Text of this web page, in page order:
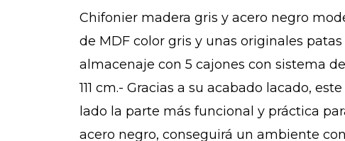
Chifonier madera gris y acero negro
de MDF color gris y unas originales
almacenaje con 5 cajones con sistema
111 cm.- Gracias a su acabado lacado,
lado la parte más funcional y práctica
acero negro, conseguirá un ambiente